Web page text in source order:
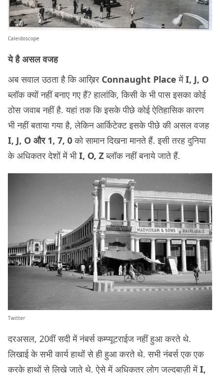
Caleidoscope
ये है असल वजह
अब सवाल उठता है कि आख़िर Connaught Place मेंI, J, O
ब्लॉक क्यों नहीं बनाए गए हैं? हालांकि, किसी के भी पास इसका कोई
ठोस जवाब नहीं है. यहां तक कि इसके पीछे कोई ऐतिहासिक कारण
भी नहीं बताया गया है, लेकिन आर्किटेक्ट इसके पीछे की असल वजह
I, J, O और 1, 7, 0को सामान दिखना मानते हैं. इसी तरह दुनिया
के अधिकतर देशों में भीI, O, Zब्लॉक नहीं बनाये जाते हैं.
Twitter
दरअसल, 20वीं सदी में नंबर्स कम्प्यूटराईज नहीं हुआ करते थे.
लिखाई के सभी कार्य हाथों से ही हुआ करते थे. सभी नंबर्स एक एक
करके हाथों से लिखे जाते थे. ऐसे में अधिकतर लोग जल्दबाज़ी मेंI,